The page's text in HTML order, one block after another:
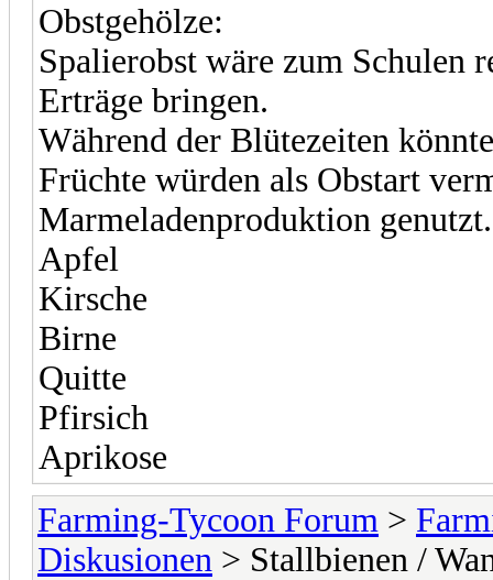
Obstgehölze:
Spalierobst wäre zum Schulen
Erträge bringen.
Während der Blütezeiten
Früchte würden als Obstart
Marmeladenproduktion genutzt.
Apfel
Kirsche
Birne
Quitte
Pfirsich
Aprikose
Farming-Tycoon Forum >
Diskusionen > Stallbienen /